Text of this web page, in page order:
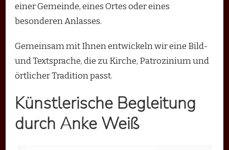
einer Gemeinde, eines Ortes oder eines
besonderen Anlasses.
Gemeinsam mit Ihnen entwickeln wir eine Bild-
und Textsprache, die zu Kirche, Patrozinium und
örtlicher Tradition passt.
Künstlerische Begleitung
durch Anke Weiß